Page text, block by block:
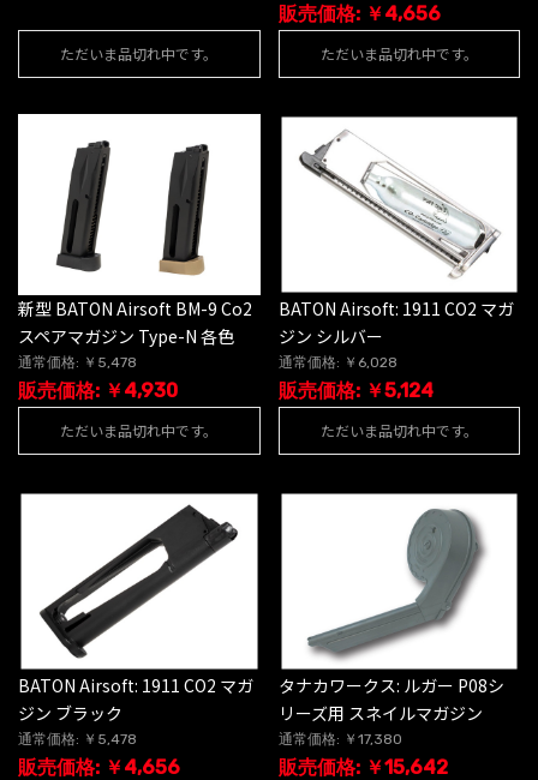
ただいま品切れ中です。
販売価格: ￥4,656
ただいま品切れ中です。
新型 BATON Airsoft BM-9 Co2
スペアマガジン Type-N 各色
通常価格: ￥5,478
販売価格: ￥4,930
ただいま品切れ中です。
BATON Airsoft: 1911 CO2 マガ
ジン シルバー
通常価格: ￥6,028
販売価格: ￥5,124
ただいま品切れ中です。
BATON Airsoft: 1911 CO2 マガ
ジン ブラック
通常価格: ￥5,478
販売価格: ￥4,656
タナカワークス: ルガー P08シ
リーズ用 スネイルマガジン
通常価格: ￥17,380
販売価格: ￥15,642